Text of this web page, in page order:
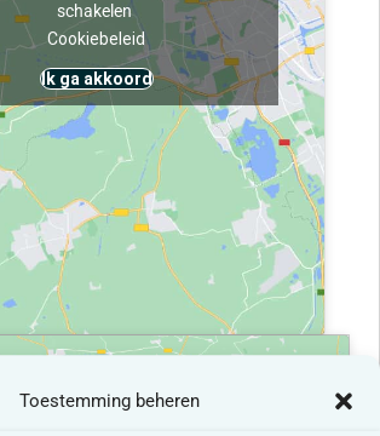
Toestemming beheren
schakelen
Cookiebeleid
Ik ga akkoord